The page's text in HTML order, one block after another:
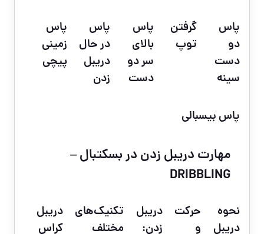
پاس
دو
دست
سینه
گرفتن
توپ
پاس
بالای
سر دو
دست
پاس
در حال
دریبل
زدن
پاس
زمینی
پیچی
پاس بیسبالی
مهارت دریبل زدن در بسکتبال –
DRIBBLING
نحوه
دریبل
حرکت
و
دریبل
زدن:
تکنیک‌های
مختلف
دریبل
کراس